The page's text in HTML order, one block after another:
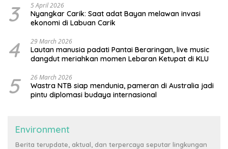
3 5 April 2026
Nyangkar Carik: Saat adat Bayan melawan invasi
ekonomi di Labuan Carik
4 29 March 2026
Lautan manusia padati Pantai Beraringan, live music
dangdut meriahkan momen Lebaran Ketupat di KLU
5 26 March 2026
Wastra NTB siap mendunia, pameran di Australia jadi
pintu diplomasi budaya internasional
Environment
Berita terupdate, aktual, dan terpercaya seputar lingkungan